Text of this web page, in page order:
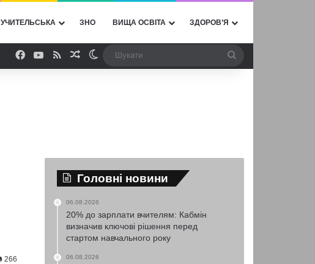
УЧИТЕЛЬСЬКА ЗНО ВИЩА ОСВІТА ЗДОРОВ’Я
Facebook
YouTube
RSSВипадкова стаття
Switch skin
266
Головні новини
06.08.2026
20% до зарплати вчителям: Кабмін
визначив ключові рішення перед
стартом навчального року
06.08.2026